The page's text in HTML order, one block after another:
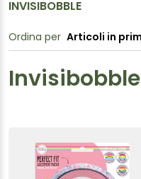
INVISIBOBBLE
Ordina per
Invisibobble